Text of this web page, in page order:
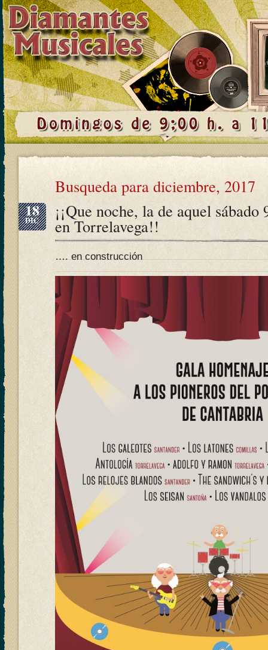
Busqueda para diciembre, 2017
18
DIC ¡¡Que noche, la de aquel
en Torrelavega!!
…. en construcción